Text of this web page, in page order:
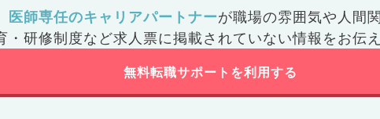
医師専任のキャリアパートナーが職場の雰囲気や人間関
・研修制度など求人票に掲載されていない情報をお伝え
無料転職サポートを利用する